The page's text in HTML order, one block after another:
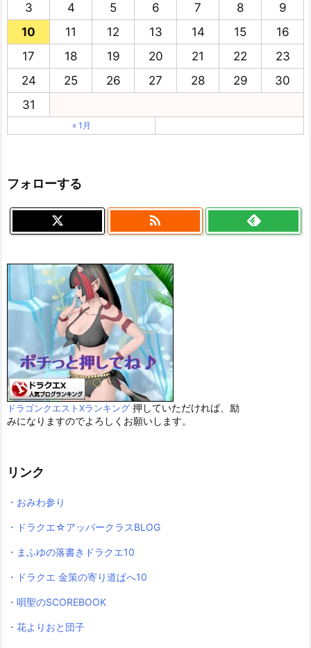
3
4 5 6 7 8
9
10
11 12 13 14 15
16
17
18 19 20 21 22
23
24
25 26 27 28 29
30
31
« 1月
フォローする

ドラゴンクエストXランキング 押していただければ、励
みになりますのでよろしくお願いします。
リンク
・おみわ参り
・ドラクエ☆アッパークラスBLOG
・まふゆの落書きドラクエ10
・ドラクエ 金策の寄り道ぱへ10
・唄聖のSCOREBOOK
・花よりおと団子